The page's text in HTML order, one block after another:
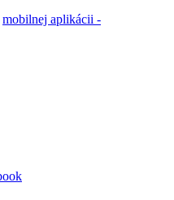
mobilnej aplikácii -